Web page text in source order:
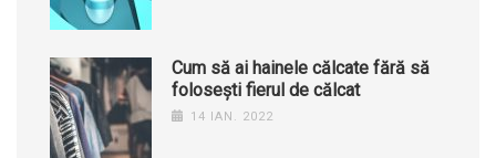
Cum să ai hainele călcate fără să
folosești fierul de călcat
14 IAN. 2022